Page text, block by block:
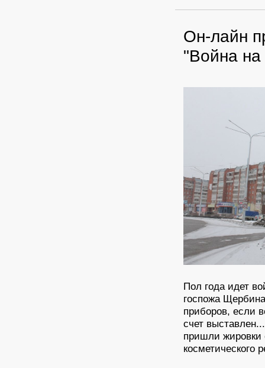
Он-лайн
"Война
Пол года идет
госпожа
приборов, если
счет
пришли жировки
косметического